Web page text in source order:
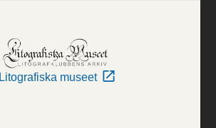
Litografiska museet